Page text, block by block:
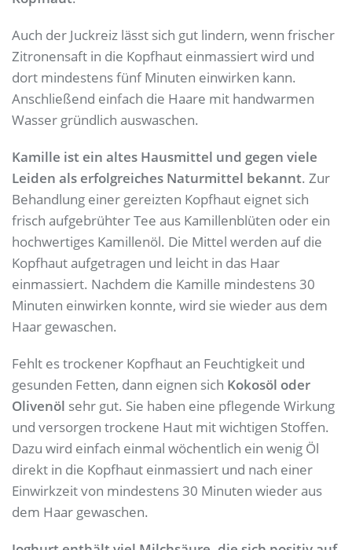
Auch der Juckreiz lässt sich gut lindern, wenn frischer
Zitronensaft in die Kopfhaut einmassiert wird und
dort mindestens fünf Minuten einwirken kann.
Anschließend einfach die Haare mit handwarmen
Wasser gründlich auswaschen.
Kamille ist ein altes Hausmittel und gegen viele
Leiden als erfolgreiches Naturmittel bekannt. Zur
Behandlung einer gereizten Kopfhaut eignet sich
frisch aufgebrühter Tee aus Kamillenblüten oder ein
hochwertiges Kamillenöl. Die Mittel werden auf die
Kopfhaut aufgetragen und leicht in das Haar
einmassiert. Nachdem die Kamille mindestens 30
Minuten einwirken konnte, wird sie wieder aus dem
Haar gewaschen.
Fehlt es trockener Kopfhaut an Feuchtigkeit und
gesunden Fetten, dann eignen sich Kokosöl oder
Olivenöl sehr gut. Sie haben eine pflegende Wirkung
und versorgen trockene Haut mit wichtigen Stoffen.
Dazu wird einfach einmal wöchentlich ein wenig Öl
direkt in die Kopfhaut einmassiert und nach einer
Einwirkzeit von mindestens 30 Minuten wieder aus
dem Haar gewaschen.